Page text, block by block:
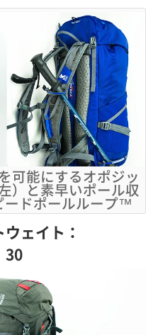
可能にするオポジッ
）と素早いポール収
ードポールループ™
ェイト：
30